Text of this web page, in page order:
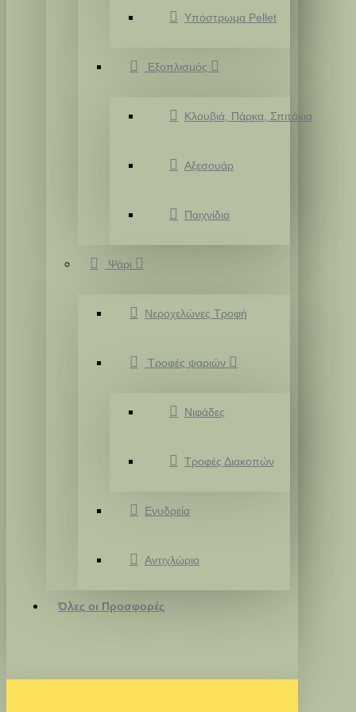
Υπόστρωμα Pellet
Εξοπλισμός
Κλουβιά, Πάρκα, Σπιτάκια
Αξεσουάρ
Παιχνίδια
Ψάρι
Νεροχελώνες Τροφή
Τροφές ψαριών
Νιφάδες
Τροφές Διακοπών
Ενυδρεία
Αντιχλώριο
Όλες οι Προσφορές